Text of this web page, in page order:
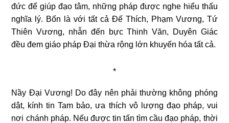
đức để giúp đạo tâm, những pháp được nghe hiểu thấu
nghĩa lý. Bốn là với tất cả Đế Thích, Phạm Vương, Tứ
Thiên Vương, nhẫn đến bực Thinh Văn, Duyên Giác
đều đem giáo pháp Đại thừa rộng lớn khuyến hóa tất cả.
*
Nầy Đại Vương! Do đây nên phải thường không phóng
dật, kính tin Tam bảo, ưa thích vô lượng đạo pháp, vui
nơi chánh pháp. Nếu được tin tấn tìm cầu đạo pháp, thời